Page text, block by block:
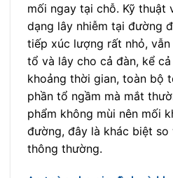
mối ngay tại chỗ. Kỹ thuật
dạng lây nhiễm tại đường
tiếp xúc lượng rất nhỏ,
tổ và lây cho cả đàn, kể
khoảng thời gian, toàn bộ
phần tổ ngầm mà mắt
phẩm không mùi nên mối
đường, đây là khác biệt so
thông thường.